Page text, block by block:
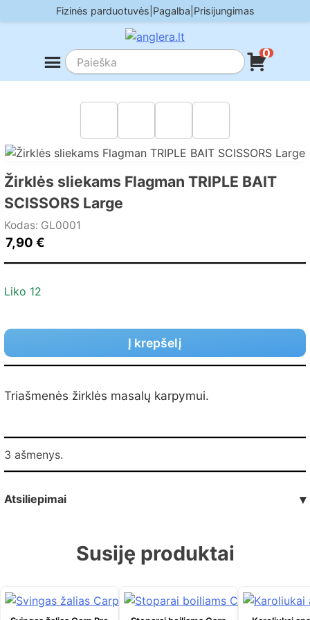
to
Fizinės parduotuvės Pagalba Prisijungimas
0
Žirklės sliekams Flagman TRIPLE BAIT
SCISSORS Large
Kodas: GL0001
7,90 €
Liko 12
Į krepšelį
Triašmenės žirklės masalų karpymui.
3 ašmenys.
Atsiliepimai ▾
Susiję produktai